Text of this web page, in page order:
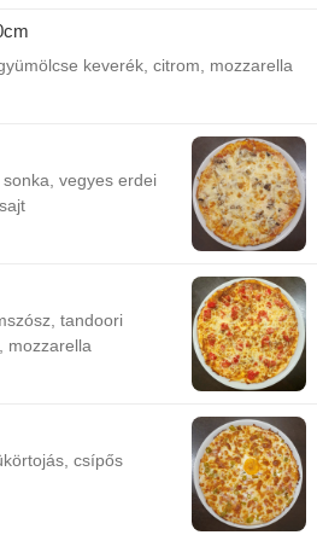
keverék, citrom, mozzarella
vegyes erdei
tandoori
mozzarella
csípős